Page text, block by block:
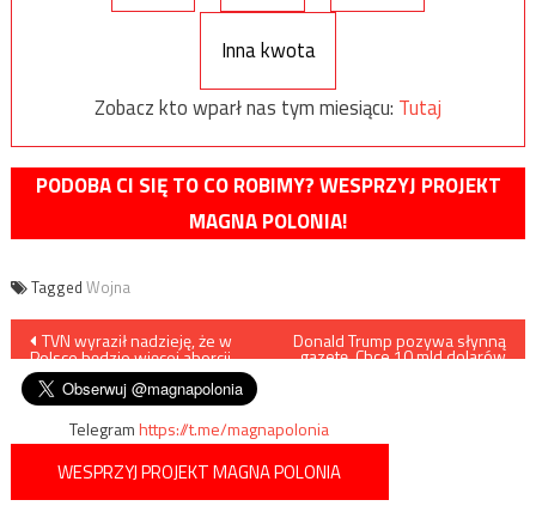
Inna kwota
Zobacz kto wparł nas tym miesiącu: Tutaj
PODOBA CI SIĘ TO CO ROBIMY? WESPRZYJ PROJEKT
MAGNA POLONIA!
Tagged Wojna
Nawigacja
wpisu
TVN wyraził nadzieję, że w
Polsce będzie więcej aborcji
Donald Trump pozywa słynną
gazetę. Chce 10 mld dolarów
Telegramhttps://t.me/magnapolonia
WESPRZYJ PROJEKT MAGNA POLONIA